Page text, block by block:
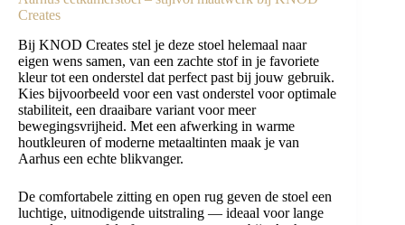
Creates
Bij KNOD Creates stel je deze stoel helemaal naar
eigen wens samen, van een zachte stof in je favoriete
kleur tot een onderstel dat perfect past bij jouw gebruik.
Kies bijvoorbeeld voor een vast onderstel voor optimale
stabiliteit, een draaibare variant voor meer
bewegingsvrijheid. Met een afwerking in warme
houtkleuren of moderne metaaltinten maak je van
Aarhus een echte blikvanger.
De comfortabele zitting en open rug geven de stoel een
luchtige, uitnodigende uitstraling — ideaal voor lange